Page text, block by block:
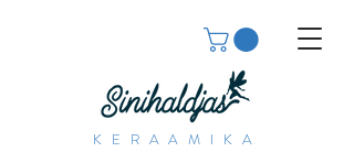
KERAAMIKA